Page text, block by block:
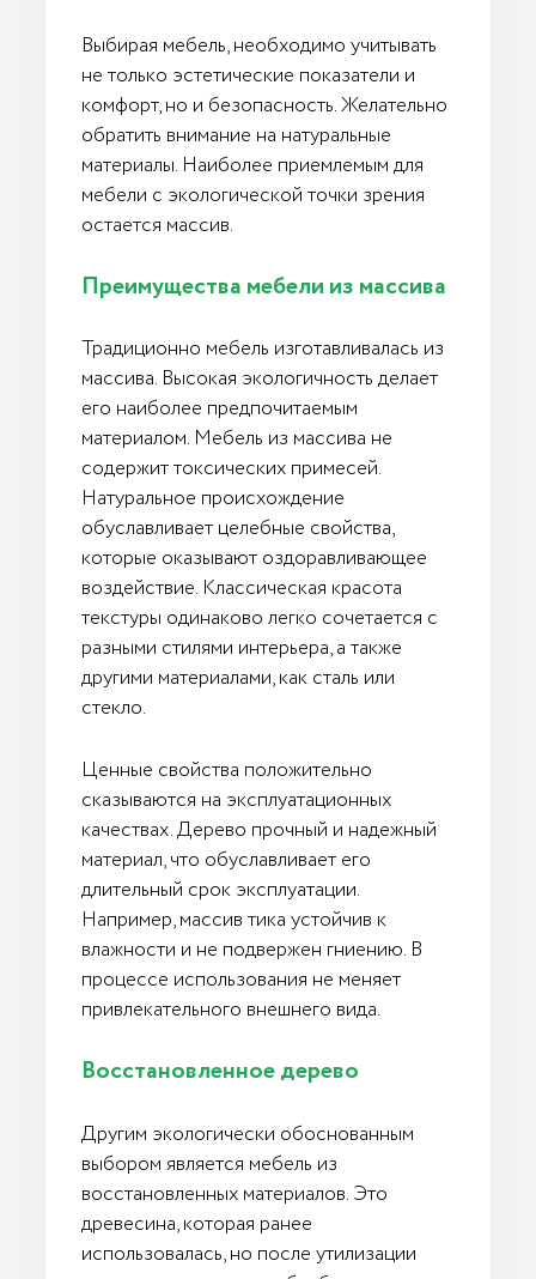
Выбирая мебель, необходимо учитывать
не только эстетические показатели и
комфорт, но и безопасность. Желательно
обратить внимание на натуральные
материалы. Наиболее приемлемым для
мебели с экологической точки зрения
остается массив.
Преимущества мебели из массива
Традиционно мебель изготавливалась из
массива. Высокая экологичность делает
его наиболее предпочитаемым
материалом. Мебель из массива не
содержит токсических примесей.
Натуральное происхождение
обуславливает целебные свойства,
которые оказывают оздоравливающее
воздействие. Классическая красота
текстуры одинаково легко сочетается с
разными стилями интерьера, а также
другими материалами, как сталь или
стекло.
Ценные свойства положительно
сказываются на эксплуатационных
качествах. Дерево прочный и надежный
материал, что обуславливает его
длительный срок эксплуатации.
Например, массив тика устойчив к
влажности и не подвержен гниению. В
процессе использования не меняет
привлекательного внешнего вида.
Восстановленное дерево
Другим экологически обоснованным
выбором является мебель из
восстановленных материалов. Это
древесина, которая ранее
использовалась, но после утилизации